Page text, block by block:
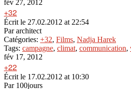
fév 27, 2012
+32
Écrit le 27.02.2012 at 22:54
Pararchitect
Catégories: +32, Films, Nadja Harek
Tags: campagne, climat, communication,
fév 17, 2012
+22
Écrit le 17.02.2012 at 10:30
Par100jours